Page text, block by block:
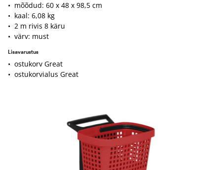
• mõõdud: 60 x 48 x 98,5 cm
• kaal: 6,08 kg
• 2 m rivis 8 käru
• värv: must
Lisavarustus
• ostukorv Great
• ostukorvialus Great